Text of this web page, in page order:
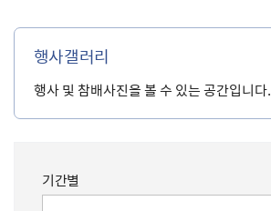
행사갤러리
행사 및 참배사진을 볼 수 있는 공간입니다.
기간별